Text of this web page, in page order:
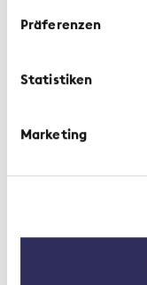
Präferenzen
Statistiken
Marketing
Wieviel
Kundensicht
Studie | 6.